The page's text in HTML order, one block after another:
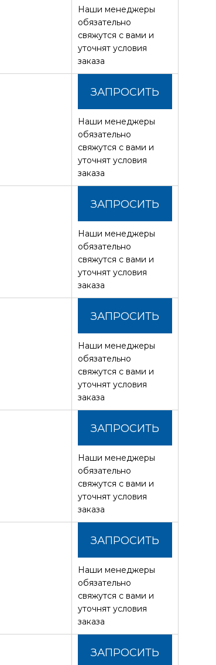
СТОИМОСТЬ
Наши менеджеры
обязательно
свяжутся с вами и
уточнят условия
заказа
ЗАПРОСИТЬ
СТОИМОСТЬ
Наши менеджеры
обязательно
свяжутся с вами и
уточнят условия
заказа
ЗАПРОСИТЬ
СТОИМОСТЬ
Наши менеджеры
обязательно
свяжутся с вами и
уточнят условия
заказа
ЗАПРОСИТЬ
СТОИМОСТЬ
Наши менеджеры
обязательно
свяжутся с вами и
уточнят условия
заказа
ЗАПРОСИТЬ
СТОИМОСТЬ
Наши менеджеры
обязательно
свяжутся с вами и
уточнят условия
заказа
ЗАПРОСИТЬ
СТОИМОСТЬ
Наши менеджеры
обязательно
свяжутся с вами и
уточнят условия
заказа
ЗАПРОСИТЬ